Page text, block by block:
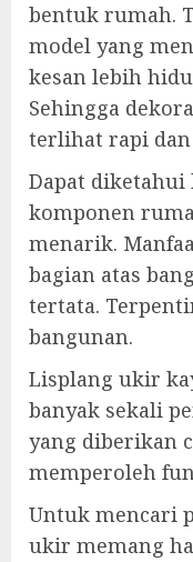
bentuk rumah.
model yang
kesan lebih
Sehingga
terlihat rapi
Dapat diketahui
komponen
menarik.
bagian atas
tertata.
bangunan.
Lisplang ukir
banyak sekali
yang diberikan
memperoleh
Untuk mencari
ukir memang